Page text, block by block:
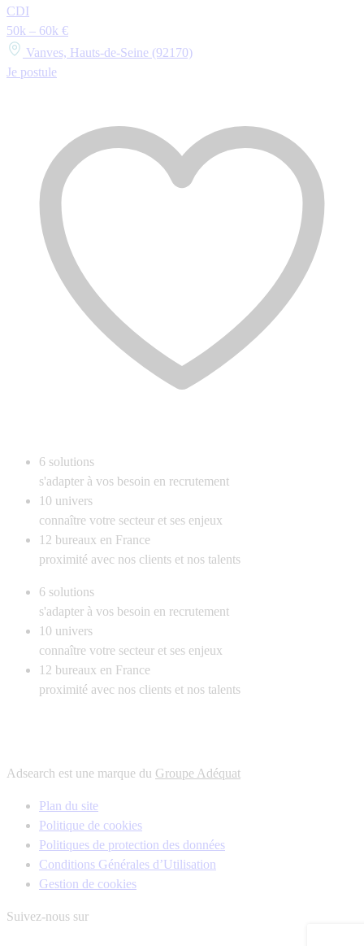
CDI
50k – 60k €
Vanves, Hauts-de-Seine (92170)
Je postule
6 solutions
s'adapter à vos besoin en recrutement
10 univers
connaître votre secteur et ses enjeux
12 bureaux en France
proximité avec nos clients et nos talents
6 solutions
s'adapter à vos besoin en recrutement
10 univers
connaître votre secteur et ses enjeux
12 bureaux en France
proximité avec nos clients et nos talents
Adsearch est une marque du Groupe Adéquat
Plan du site
Politique de cookies
Politiques de protection des données
Conditions Générales d’Utilisation
Gestion de cookies
Suivez-nous sur